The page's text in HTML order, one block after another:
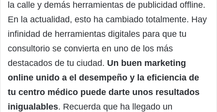
la calle y demás herramientas de publicidad offline.
En la actualidad, esto ha cambiado totalmente. Hay
infinidad de herramientas digitales para que tu
consultorio se convierta en uno de los más
destacados de tu ciudad. Un buen marketing
online unido a el desempeño y la eficiencia de
tu centro médico puede darte unos resultados
inigualables. Recuerda que ha llegado un